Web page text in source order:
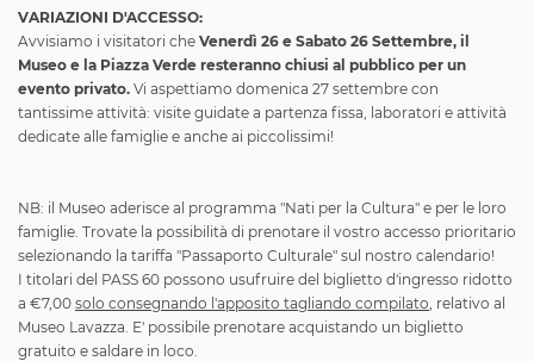
VARIAZIONI D'ACCESSO:
Avvisiamo i visitatori che Venerdì 26 e Sabato 26 Settembre, il
Museo e la Piazza Verde resteranno chiusi al pubblico per un
evento privato. Vi aspettiamo domenica 27 settembre con
tantissime attività: visite guidate a partenza fissa, laboratori e attività
dedicate alle famiglie e anche ai piccolissimi!
NB: il Museo aderisce al programma "Nati per la Cultura" e per le loro
famiglie. Trovate la possibilità di prenotare il vostro accesso prioritario
selezionando la tariffa "Passaporto Culturale" sul nostro calendario!
I titolari del PASS 60 possono usufruire del biglietto d'ingresso ridotto
a €7,00 solo consegnando l'apposito tagliando compilato, relativo al
Museo Lavazza. E' possibile prenotare acquistando un biglietto
gratuito e saldare in loco.